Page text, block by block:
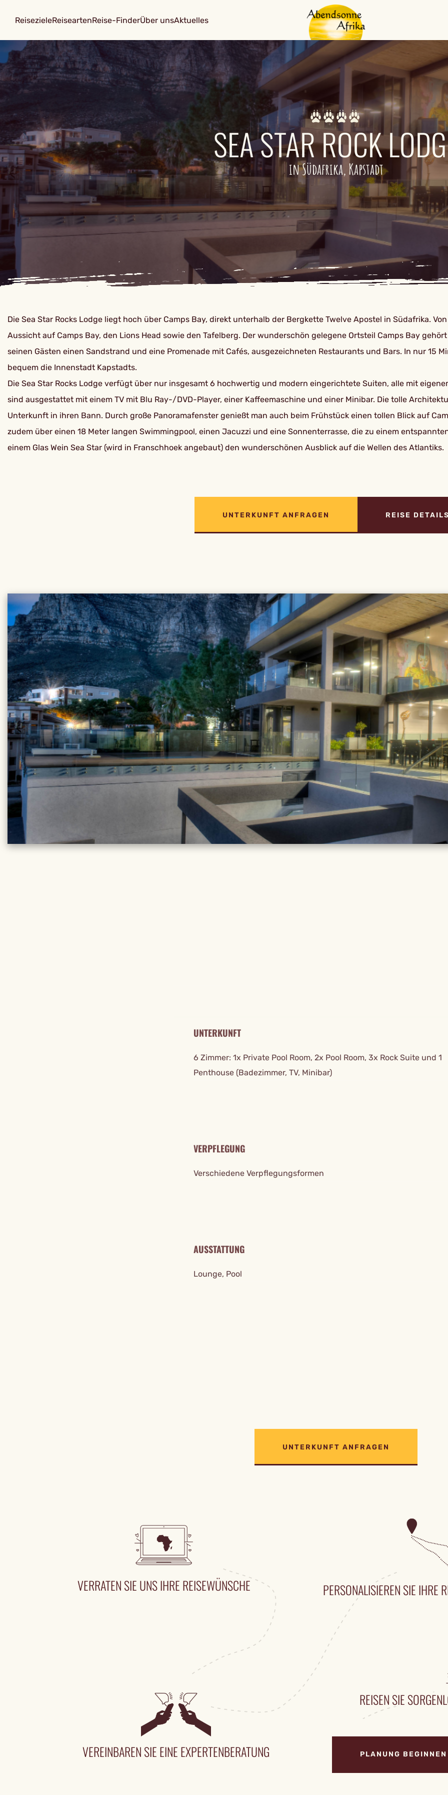
ReisezieleReiseartenReise-FinderÜber unsAktuelles
SEA STAR ROCK
in Südafrika, Kapstadt
Die Sea Star Rocks Lodge liegt hoch über Camps Bay, direkt unterhalb der Bergkette Twelve Apostel in Südafrika.
Aussicht auf Camps Bay, den Lions Head sowie den Tafelberg. Der wunderschön gelegene Ortsteil Camps Bay
seinen Gästen einen Sandstrand und eine Promenade mit Cafés, ausgezeichneten Restaurants und Bars. In nur 15
bequem die Innenstadt Kapstadts.
Die Sea Star Rocks Lodge verfügt über nur insgesamt 6 hochwertig und modern eingerichtete Suiten, alle mit
sind ausgestattet mit einem TV mit Blu Ray-/DVD-Player, einer Kaffeemaschine und einer Minibar. Die tolle
Unterkunft in ihren Bann. Durch große Panoramafenster genießt man auch beim Frühstück einen tollen Blick auf
zudem über einen 18 Meter langen Swimmingpool, einen Jacuzzi und eine Sonnenterrasse, die zu einem
einem Glas Wein Sea Star (wird in Franschhoek angebaut) den wunderschönen Ausblick auf die Wellen des Atlantiks.
UNTERKUNFT ANFRAGEN REISE
UNTERKUNFT
6 Zimmer: 1x Private Pool Room, 2x Pool Room, 3x Rock Suite und 1
Penthouse (Badezimmer, TV, Minibar)
VERPFLEGUNG
Verschiedene Verpflegungsformen
AUSSTATTUNG
Lounge, Pool
UNTERKUNFT ANFRAGEN
VERRATEN SIE UNS IHRE REISEWÜNSCHE
VEREINBAREN SIE EINE EXPERTENBERATUNG
PERSONALISIEREN SIE IHRE
REISEN SIE
PLANUNG BEGINNEN